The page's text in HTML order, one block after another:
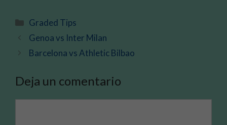
Categorías
Graded Tips
Genoa vs Inter Milan
Barcelona vs Athletic Bilbao
Deja un comentario